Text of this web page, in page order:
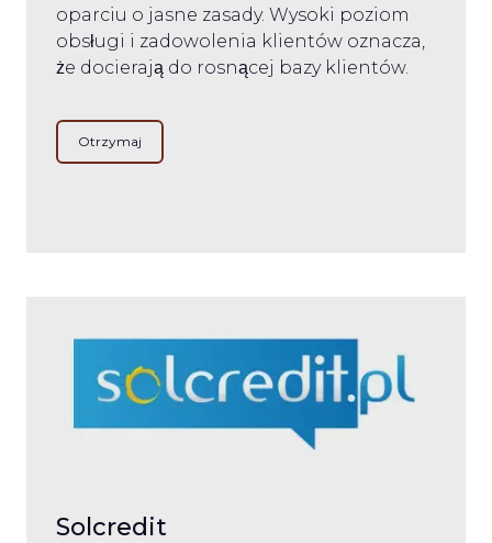
oparciu o jasne zasady. Wysoki poziom
obsługi i zadowolenia klientów oznacza,
że ​​docierają do rosnącej bazy klientów.
Otrzymaj
Solcredit